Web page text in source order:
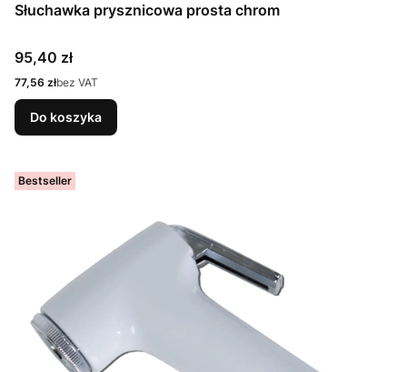
Słuchawka prysznicowa prosta chrom
Cena
95,40 zł
Cena
77,56 złbez VAT
Do koszyka
Bestseller